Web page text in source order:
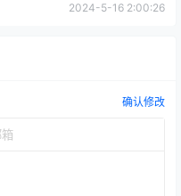
支持是一个响亮的肯定
2024-5-16 2:00:26
确认修改